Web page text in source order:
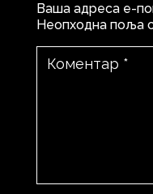
Ваша адреса е-
Неопходна поља